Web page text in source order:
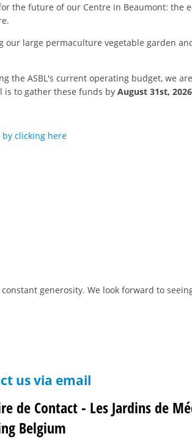
the future of our Centre in Beaumont:
our large permaculture vegetable garden
the ASBL's current operating budget, we
is to gather these funds by August 31st, 2026
by clicking here
generosity. We look forward to
us via email
de Contact - Les Jardins de
Belgium